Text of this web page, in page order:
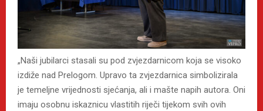
„Naši jubilarci stasali su pod zvjezdarnicom koja se visoko
izdiže nad Prelogom. Upravo ta zvjezdarnica simbolizirala
je temeljne vrijednosti sjećanja, ali i mašte napih autora. Oni
imaju osobnu iskaznicu vlastitih riječi tijekom svih ovih